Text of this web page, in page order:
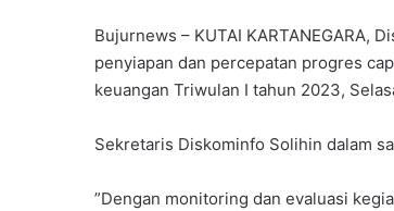
Bujurnews – KUTAI KARTANEGARA,
penyiapan dan percepatan progres
keuangan Triwulan I tahun 2023,
Sekretaris Diskominfo Solihin dalam
”Dengan monitoring dan evaluasi